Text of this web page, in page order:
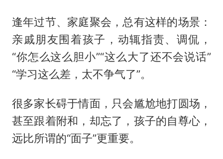
逢年过节、家庭聚会，总有这样的场景：
亲戚朋友围着孩子，动辄指责、调侃，
“你怎么这么胆小”“这么大了还不会说话”
“学习这么差，太不争气了”。
很多家长碍于情面，只会尴尬地打圆场，
甚至跟着附和，却忘了，孩子的自尊心，
远比所谓的“面子”更重要。